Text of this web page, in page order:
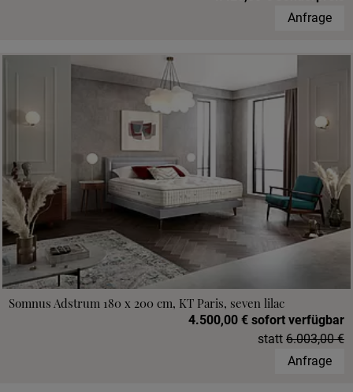
Anfrage
Somnus Adstrum 180 x 200 cm, KT Paris, seven lilac
4.500,00 € sofort verfügbar
statt 6.003,00 €
Anfrage